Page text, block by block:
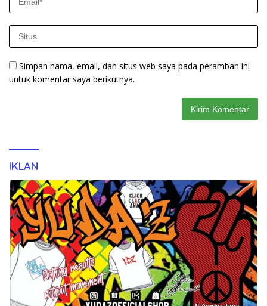
Simpan nama, email, dan situs web saya pada peramban ini
untuk komentar saya berikutnya.
IKLAN